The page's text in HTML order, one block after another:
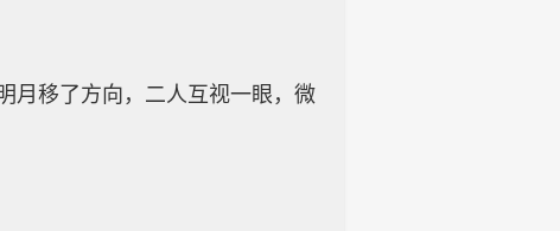
月移了方向，二人互视一眼，微